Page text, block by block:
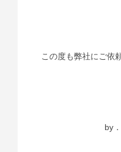
この度も弊社にご依
by